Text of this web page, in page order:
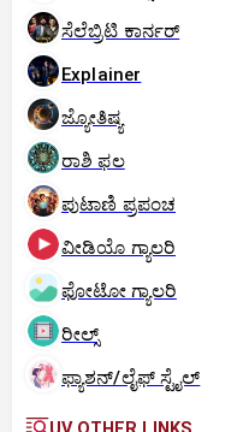
ಸೆಲೆಬ್ರಿಟಿ ಕಾರ್ನರ್‌
Explainer
ಜ್ಯೋತಿಷ್ಯ
ರಾಶಿ ಫಲ
ಪುಟಾಣಿ ಪ್ರಪಂಚ
ವೀಡಿಯೊ ಗ್ಯಾಲರಿ
ಫೋಟೋ ಗ್ಯಾಲರಿ
ರೀಲ್ಸ್
ಫ್ಯಾಶನ್/ಲೈಫ್‌ ಸ್ಟೈಲ್